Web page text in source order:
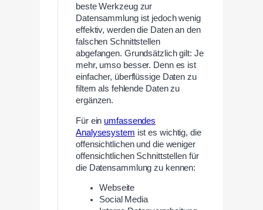
beste Werkzeug zur
Datensammlung ist jedoch wenig
effektiv, werden die Daten an den
falschen Schnittstellen
abgefangen. Grundsätzlich gilt: Je
mehr, umso besser. Denn es ist
einfacher, überflüssige Daten zu
filtern als fehlende Daten zu
ergänzen.
Für ein umfassendes
Analysesystem ist es wichtig, die
offensichtlichen und die weniger
offensichtlichen Schnittstellen für
die Datensammlung zu kennen:
Webseite
Social Media